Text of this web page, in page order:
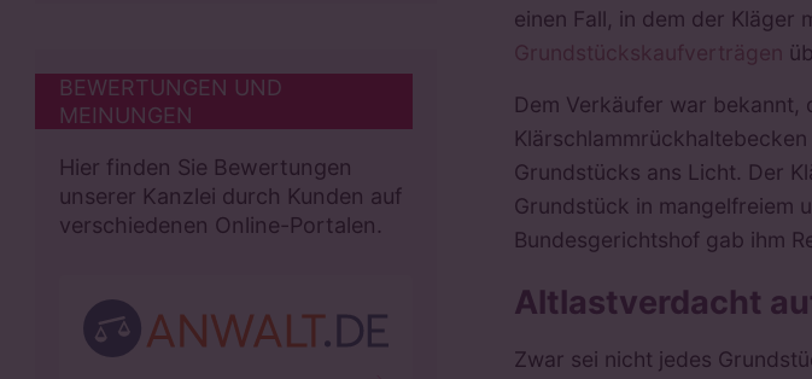
einen Fall, in dem der Kläger
Grundstückskaufverträgen
Dem Verkäufer war bekannt,
Grundstücks ans Licht. Der
Grundstück in mangelfreiem
Bundesgerichtshof gab ihm
Altlastverdacht
Zwar sei nicht jedes
BEWERTUNGEN UND
MEINUNGEN
Hier finden Sie Bewertungen
unserer Kanzlei durch Kunden auf
verschiedenen Online-Portalen.